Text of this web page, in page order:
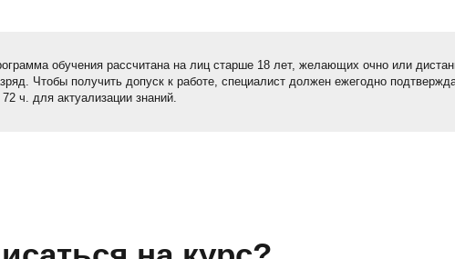
обучениярассчитана на лиц старше 18 лет, желающих очно или
Чтобы получить допуск к работе, специалист должен ежегодно
72 ч. для актуализации знаний.